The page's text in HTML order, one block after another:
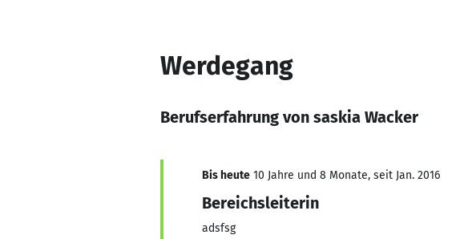
Werdegang
Berufserfahrung von saskia Wacker
Bis heute 10 Jahre und 8 Monate, seit Jan. 2016
Bereichsleiterin
adsfsg